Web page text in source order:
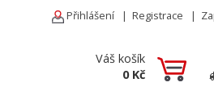
Přihlášení | Registrace |
Váš košík
0 Kč